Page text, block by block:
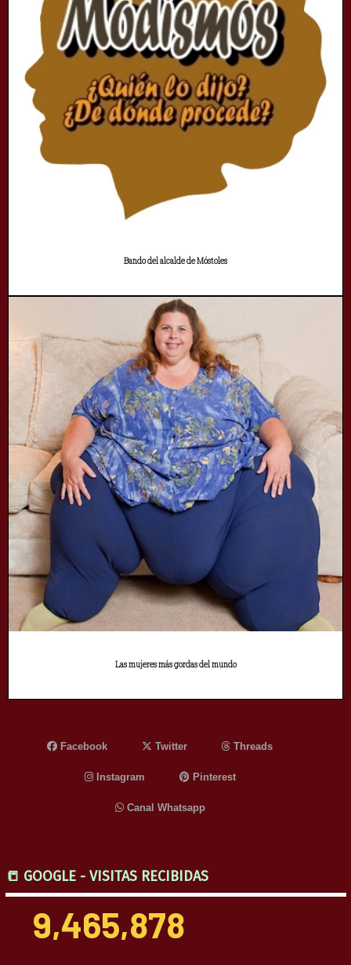
Bando del alcalde de Móstoles
Las mujeres más gordas del mundo
Facebook Twitter Threads
Instagram Pinterest
Canal Whatsapp
📒 GOOGLE - VISITAS RECIBIDAS
9,465,878